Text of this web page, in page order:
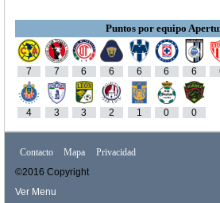
Puntos por equipo
7 7 6 6 6 6 6
4 3 3 2 1 0 0
Contacto Mapa
Privacidad
©2016 Copyright